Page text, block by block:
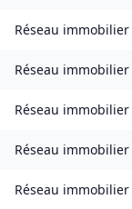
Réseau immobilier
Réseau immobilier
Réseau immobilier
Réseau immobilier
Réseau immobilier